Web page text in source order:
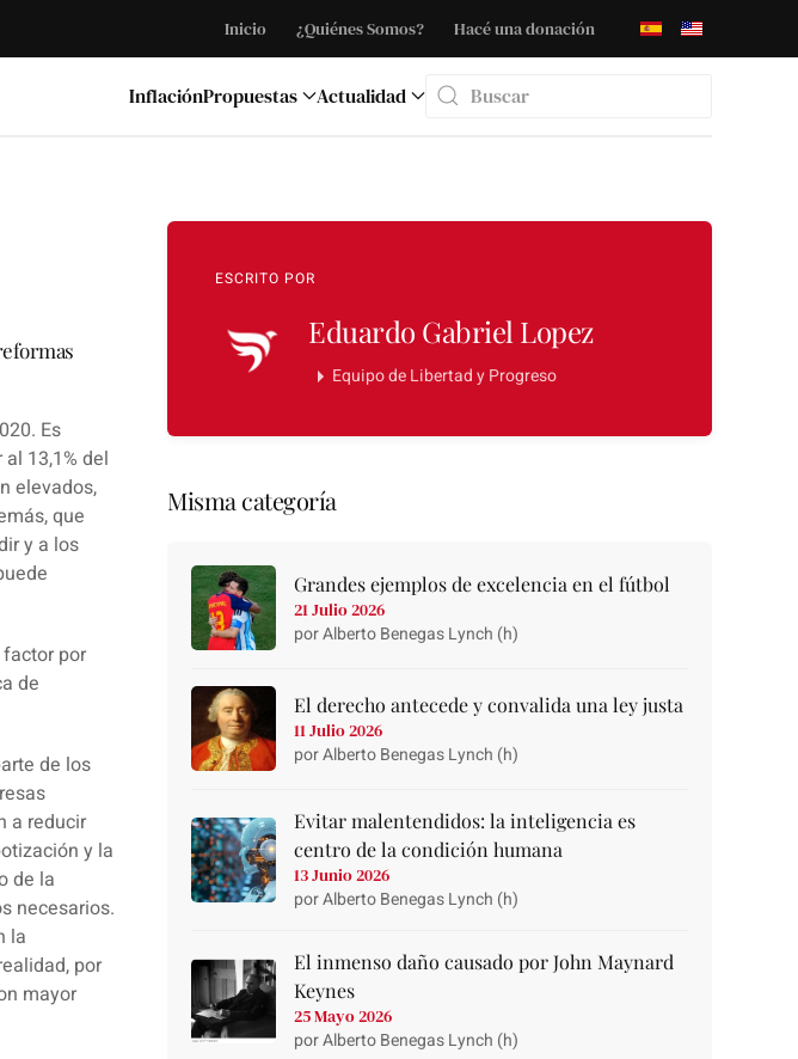
Inicio ¿Quiénes Somos? Hacé una donación
InflaciónPropuestas
Actualidad
Es
13,1% del
elevados,
que
y a los
por
de
de los
a reducir
y la
de la
necesarios.
la
por
mayor
ESCRITO POR
Eduardo Gabriel Lopez
Equipo de Libertad y Progreso
Misma categoría
Grandes ejemplos de excelencia en el fútbol
21 Julio 2026
por Alberto Benegas Lynch (h)
El derecho antecede y convalida una ley justa
11 Julio 2026
por Alberto Benegas Lynch (h)
Evitar malentendidos: la inteligencia es
centro de la condición humana
13 Junio 2026
por Alberto Benegas Lynch (h)
El inmenso daño causado por John Maynard
Keynes
25 Mayo 2026
por Alberto Benegas Lynch (h)